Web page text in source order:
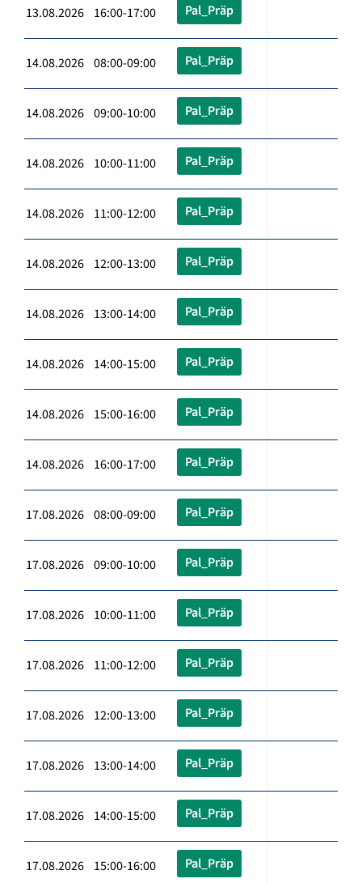
13.08.2026 16:00-17:00 Pal_Präp
14.08.2026 08:00-09:00 Pal_Präp
14.08.2026 09:00-10:00 Pal_Präp
14.08.2026 10:00-11:00 Pal_Präp
14.08.2026 11:00-12:00 Pal_Präp
14.08.2026 12:00-13:00 Pal_Präp
14.08.2026 13:00-14:00 Pal_Präp
14.08.2026 14:00-15:00 Pal_Präp
14.08.2026 15:00-16:00 Pal_Präp
14.08.2026 16:00-17:00 Pal_Präp
17.08.2026 08:00-09:00 Pal_Präp
17.08.2026 09:00-10:00 Pal_Präp
17.08.2026 10:00-11:00 Pal_Präp
17.08.2026 11:00-12:00 Pal_Präp
17.08.2026 12:00-13:00 Pal_Präp
17.08.2026 13:00-14:00 Pal_Präp
17.08.2026 14:00-15:00 Pal_Präp
17.08.2026 15:00-16:00 Pal_Präp